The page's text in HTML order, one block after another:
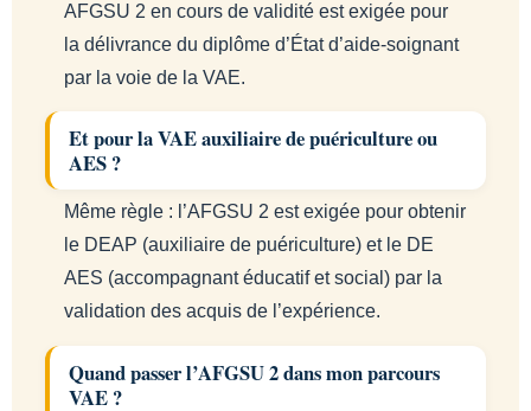
AFGSU 2 en cours de validité est exigée pour
la délivrance du diplôme d’État d’aide-soignant
par la voie de la VAE.
Et pour la VAE auxiliaire de puériculture ou
AES ?
Même règle : l’AFGSU 2 est exigée pour obtenir
le DEAP (auxiliaire de puériculture) et le DE
AES (accompagnant éducatif et social) par la
validation des acquis de l’expérience.
Quand passer l’AFGSU 2 dans mon parcours
VAE ?